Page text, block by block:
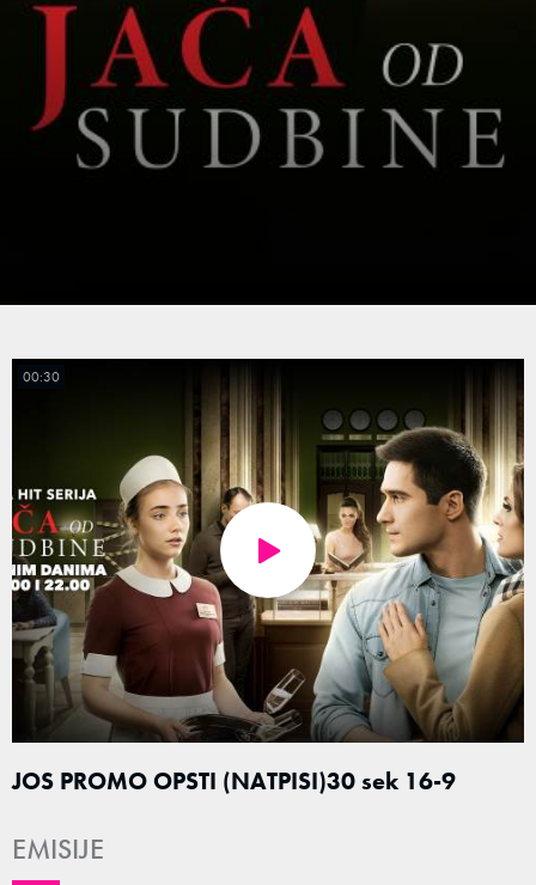
JOS PROMO OPSTI (NATPISI)30 sek 16-9
00:30
EMISIJE